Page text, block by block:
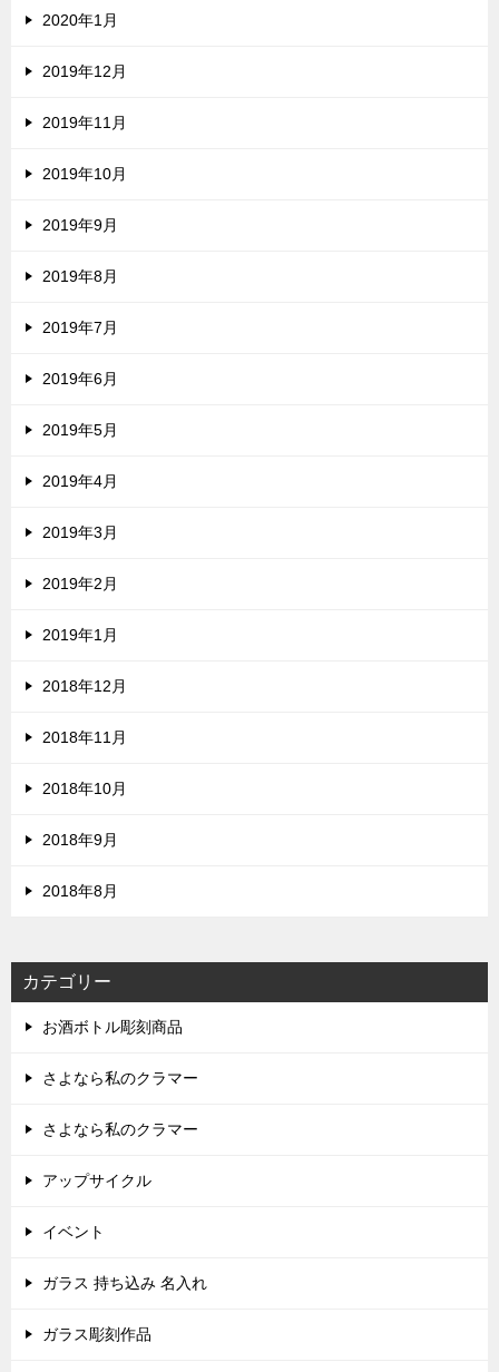
2020年1月
2019年12月
2019年11月
2019年10月
2019年9月
2019年8月
2019年7月
2019年6月
2019年5月
2019年4月
2019年3月
2019年2月
2019年1月
2018年12月
2018年11月
2018年10月
2018年9月
2018年8月
カテゴリー
お酒ボトル彫刻商品
さよなら私のクラマー
さよなら私のクラマー
アップサイクル
イベント
ガラス 持ち込み 名入れ
ガラス彫刻作品